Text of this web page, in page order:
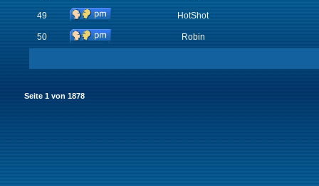
49 HotShot
50 Robin
Seite 1 von 1878